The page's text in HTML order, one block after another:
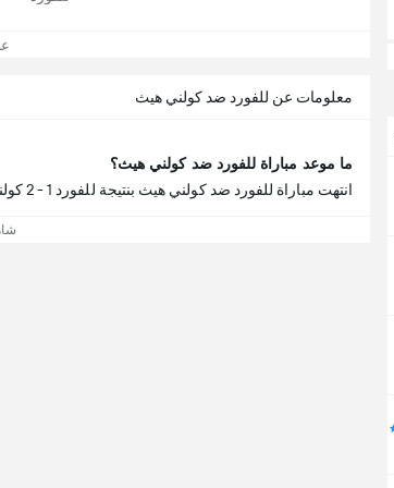
معلومات عن للفورد ضد كولني هيث
ما موعد مباراة للفورد ضد كولني هيث؟
انتهت مباراة للفورد ضد كولني هيث بنتيجة للفورد 1 - 2 كولني هيث.